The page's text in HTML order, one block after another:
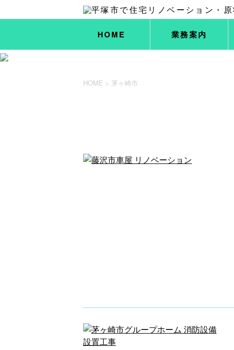
HOME 業務案内
HOME > 茅ヶ崎市